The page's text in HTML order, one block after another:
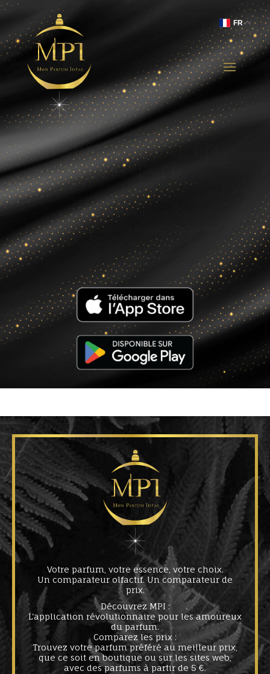
Comparaison des
Prix
Grâce à Mon Parfum Idéal, comparez
instantanément les prix de votre fragrance
préférée et accédez aux meilleures offres,
dès 5€ .
Votre parfum, votre essence, votre choix.
Un comparateur olfactif. Un comparateur de
prix.
Découvrez MPI :
L'application révolutionnaire pour les amoureux
du parfum.
Comparez les prix :
Trouvez votre parfum préféré au meilleur prix,
que ce soit en boutique ou sur les sites web,
avec des parfums à partir de 5 €.
FR